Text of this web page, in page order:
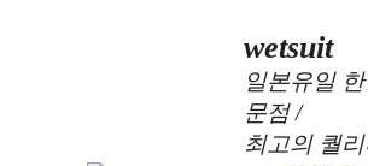
wetsuit
일본유일
문점 /
최고의 퀄